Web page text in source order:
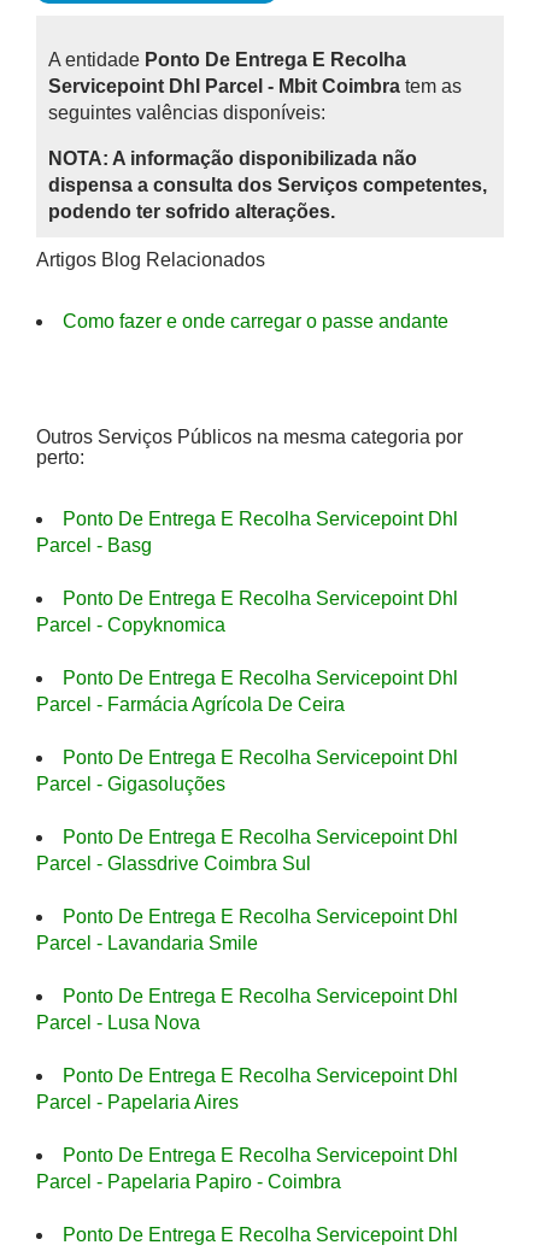
A entidade Ponto De Entrega E Recolha
Servicepoint Dhl Parcel - Mbit Coimbra tem as
seguintes valências disponíveis:
NOTA: A informação disponibilizada não
dispensa a consulta dos Serviços competentes,
podendo ter sofrido alterações.
Artigos Blog Relacionados
Como fazer e onde carregar o passe andante
Outros Serviços Públicos na mesma categoria por
perto:
Ponto De Entrega E Recolha Servicepoint Dhl
Parcel - Basg
Ponto De Entrega E Recolha Servicepoint Dhl
Parcel - Copyknomica
Ponto De Entrega E Recolha Servicepoint Dhl
Parcel - Farmácia Agrícola De Ceira
Ponto De Entrega E Recolha Servicepoint Dhl
Parcel - Gigasoluções
Ponto De Entrega E Recolha Servicepoint Dhl
Parcel - Glassdrive Coimbra Sul
Ponto De Entrega E Recolha Servicepoint Dhl
Parcel - Lavandaria Smile
Ponto De Entrega E Recolha Servicepoint Dhl
Parcel - Lusa Nova
Ponto De Entrega E Recolha Servicepoint Dhl
Parcel - Papelaria Aires
Ponto De Entrega E Recolha Servicepoint Dhl
Parcel - Papelaria Papiro - Coimbra
Ponto De Entrega E Recolha Servicepoint Dhl